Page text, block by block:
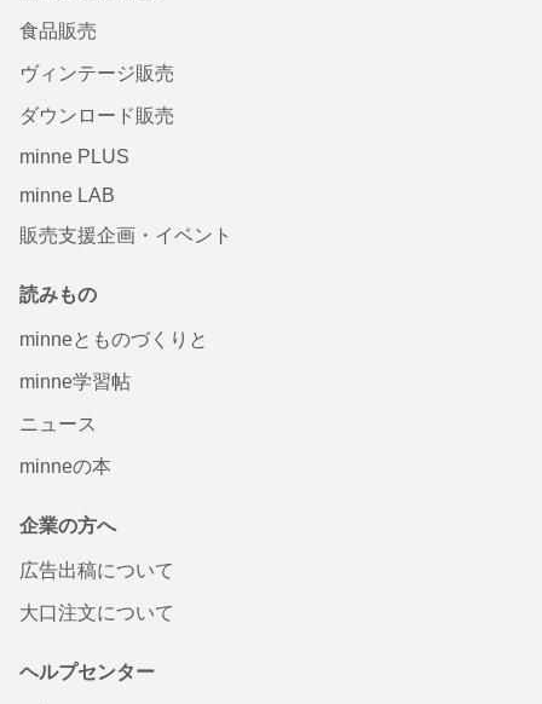
食品販売
ヴィンテージ販売
ダウンロード販売
minne PLUS
minne LAB
販売支援企画・イベント
読みもの
minneとものづくりと
minne学習帖
ニュース
minneの本
企業の方へ
広告出稿について
大口注文について
ヘルプセンター